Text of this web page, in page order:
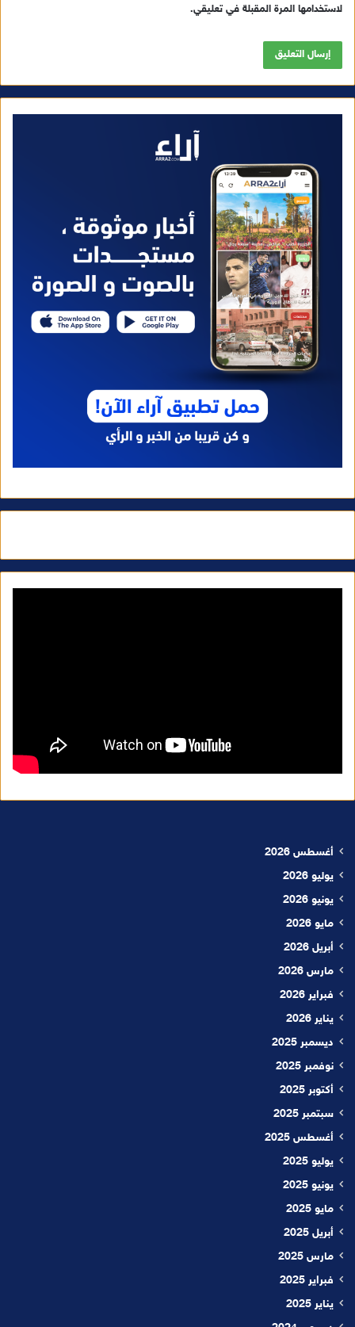
لاستخدامها المرة المقبلة في تعليقي.
أغسطس 2026
يوليو 2026
يونيو 2026
مايو 2026
أبريل 2026
مارس 2026
فبراير 2026
يناير 2026
ديسمبر 2025
نوفمبر 2025
أكتوبر 2025
سبتمبر 2025
أغسطس 2025
يوليو 2025
يونيو 2025
مايو 2025
أبريل 2025
مارس 2025
فبراير 2025
يناير 2025